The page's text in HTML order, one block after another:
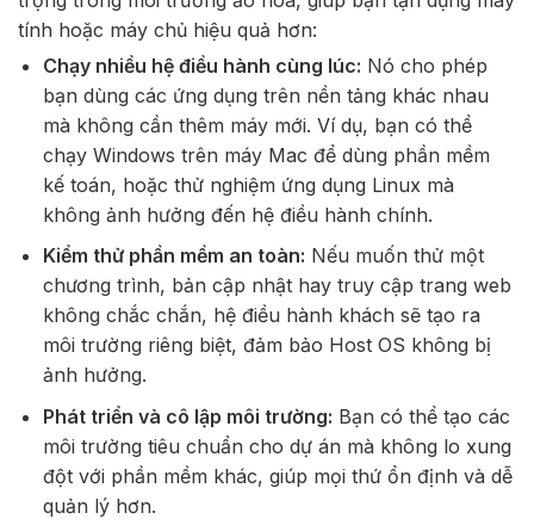
tính hoặc máy chủ hiệu quả hơn:
Chạy nhiều hệ điều hành cùng lúc: Nó cho phép
bạn dùng các ứng dụng trên nền tảng khác nhau
mà không cần thêm máy mới. Ví dụ, bạn có thể
chạy Windows trên máy Mac để dùng phần mềm
kế toán, hoặc thử nghiệm ứng dụng Linux mà
không ảnh hưởng đến hệ điều hành chính.
Kiểm thử phần mềm an toàn: Nếu muốn thử một
chương trình, bản cập nhật hay truy cập trang web
không chắc chắn, hệ điều hành khách sẽ tạo ra
môi trường riêng biệt, đảm bảo Host OS không bị
ảnh hưởng.
Phát triển và cô lập môi trường: Bạn có thể tạo các
môi trường tiêu chuẩn cho dự án mà không lo xung
đột với phần mềm khác, giúp mọi thứ ổn định và dễ
quản lý hơn.